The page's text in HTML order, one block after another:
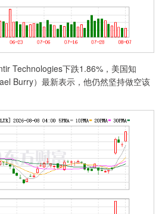
Technologies下跌1.86%，美国知
Burry）最新表示，他仍然坚持做空该